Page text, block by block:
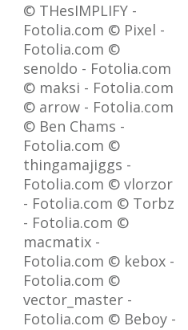
© THesIMPLIFY -
Fotolia.com © Pixel -
Fotolia.com ©
senoldo - Fotolia.com
© maksi - Fotolia.com
© arrow - Fotolia.com
© Ben Chams -
Fotolia.com ©
thingamajiggs -
Fotolia.com © vlorzor
- Fotolia.com © Torbz
- Fotolia.com ©
macmatix -
Fotolia.com © kebox -
Fotolia.com ©
vector_master -
Fotolia.com © Beboy -